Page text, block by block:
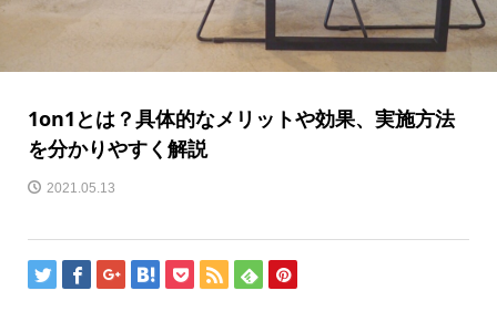
1on1とは？具体的なメリットや効果、実施方法
を分かりやすく解説
2021.05.13